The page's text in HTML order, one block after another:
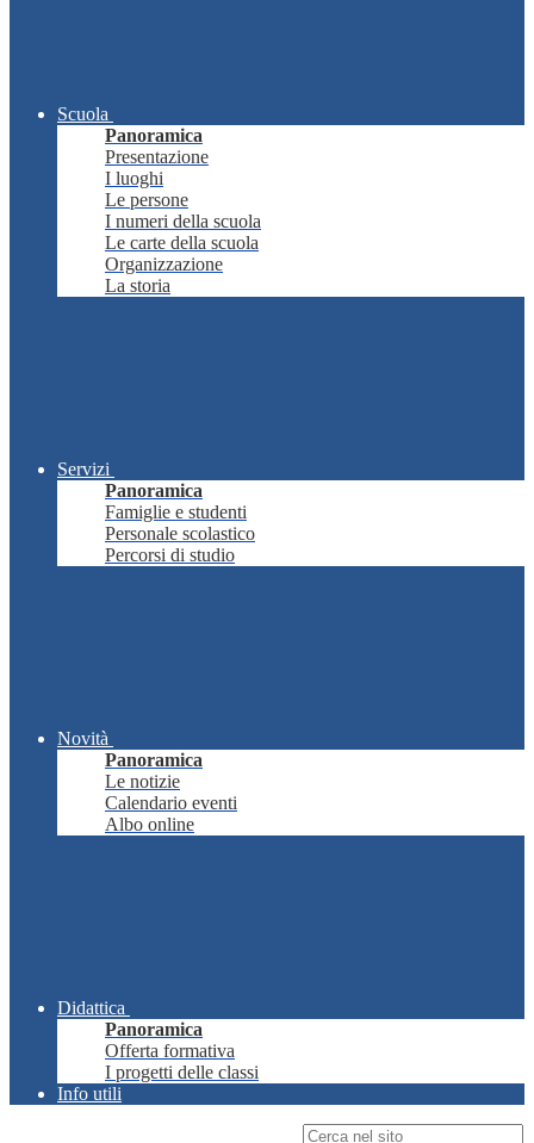
Scuola
Panoramica
Presentazione
I luoghi
Le persone
I numeri della scuola
Le carte della scuola
Organizzazione
La storia
Servizi
Panoramica
Famiglie e studenti
Personale scolastico
Percorsi di studio
Novità
Panoramica
Le notizie
Calendario eventi
Albo online
Didattica
Panoramica
Offerta formativa
I progetti delle classi
Info utili